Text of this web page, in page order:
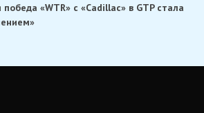
«WTR» с «Cadillac» в GTP стала